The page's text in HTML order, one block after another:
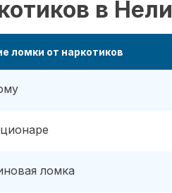
в
ломки от наркотиков
ломка